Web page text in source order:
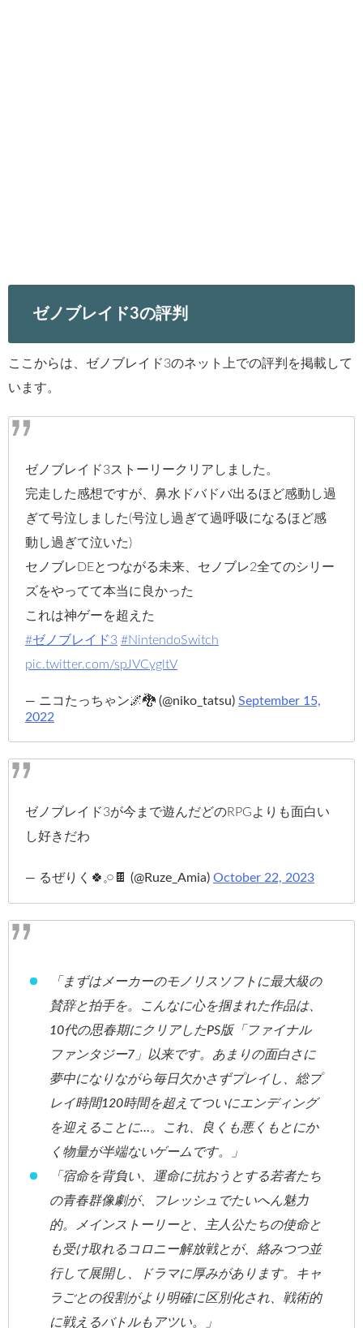
ゼノブレイド3の評判
ここからは、ゼノブレイド3のネット上での評判を掲載して
います。
ゼノブレイド3ストーリークリアしました。
完走した感想ですが、鼻水ドバドバ出るほど感動し過
ぎて号泣しました(号泣し過ぎて過呼吸になるほど感
動し過ぎて泣いた)
セノブレDEとつながる未来、セノブレ2全てのシリー
ズをやってて本当に良かった
これは神ゲーを超えた
#ゼノブレイド3 #NintendoSwitch
pic.twitter.com/spJVCygltV
— ニコたっちゃン🌌🐉 (@niko_tatsu) September 15,
2022
ゼノブレイド3が今まで遊んだどのRPGよりも面白い
し好きだわ
— るぜりく🍀𓈒𓏸🍫 (@Ruze_Amia) October 22, 2023
「まずはメーカーのモノリスソフトに最大級の
賛辞と拍手を。こんなに心を掴まれた作品は、
10代の思春期にクリアしたPS版「ファイナル
ファンタジー7」以来です。あまりの面白さに
夢中になりながら毎日欠かさずプレイし、総プ
レイ時間120時間を超えてついにエンディング
を迎えることに…。これ、良くも悪くもとにか
く物量が半端ないゲームです。」
「宿命を背負い、運命に抗おうとする若者たち
の青春群像劇が、フレッシュでたいへん魅力
的。メインストーリーと、主人公たちの使命と
も受け取れるコロニー解放戦とが、絡みつつ並
行して展開し、ドラマに厚みがあります。キャ
ラごとの役割がより明確に区別化され、戦術的
に戦えるバトルもアツい。」